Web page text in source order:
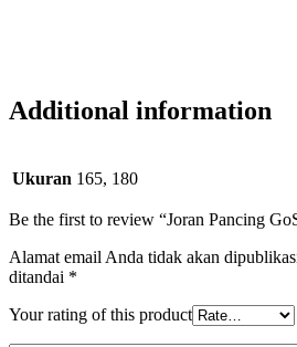
Additional information
Ukuran 165, 180
Be the first to review “Joran Pancing
Alamat email Anda tidak akan
ditandai *
Your rating of this product